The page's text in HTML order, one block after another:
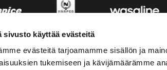
sivusto käyttää evästeitä
evästeitä tarjoamamme sisällön ja
tukemiseen ja kävijämäärämme